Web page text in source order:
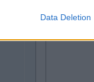
Data Deletion